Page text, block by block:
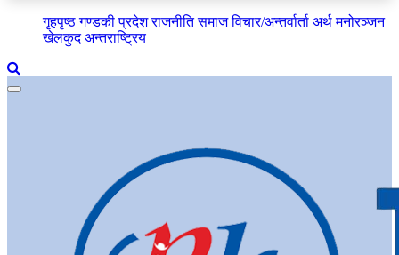
गृहपृष्ठ गण्डकी प्रदेश राजनीति समाज विचार/अन्तर्वार्ता अर्थ मनोरञ्जन
खेलकुद अन्तराष्ट्रिय